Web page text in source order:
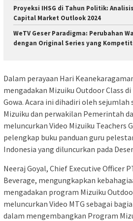
Proyeksi IHSG di Tahun Politik:
Capital Market Outlook 2024
WeTV Geser Paradigma: Perubahan
dengan Original Series yang
Dalam perayaan Hari
mengadakan Mizuiku Outdoor Class di
Gowa. Acara ini dihadiri oleh
Mizuiku dan perwakilan Pemerintah
meluncurkan Video Mizuiku Teachers
pelengkap buku panduan guru
Indonesia yang diluncurkan pada
Neeraj Goyal, Chief Executive Officer
Beverage, mengungkapkan
mengadakan program Mizuiku
meluncurkan Video MTG sebagai
dalam mengembangkan Program